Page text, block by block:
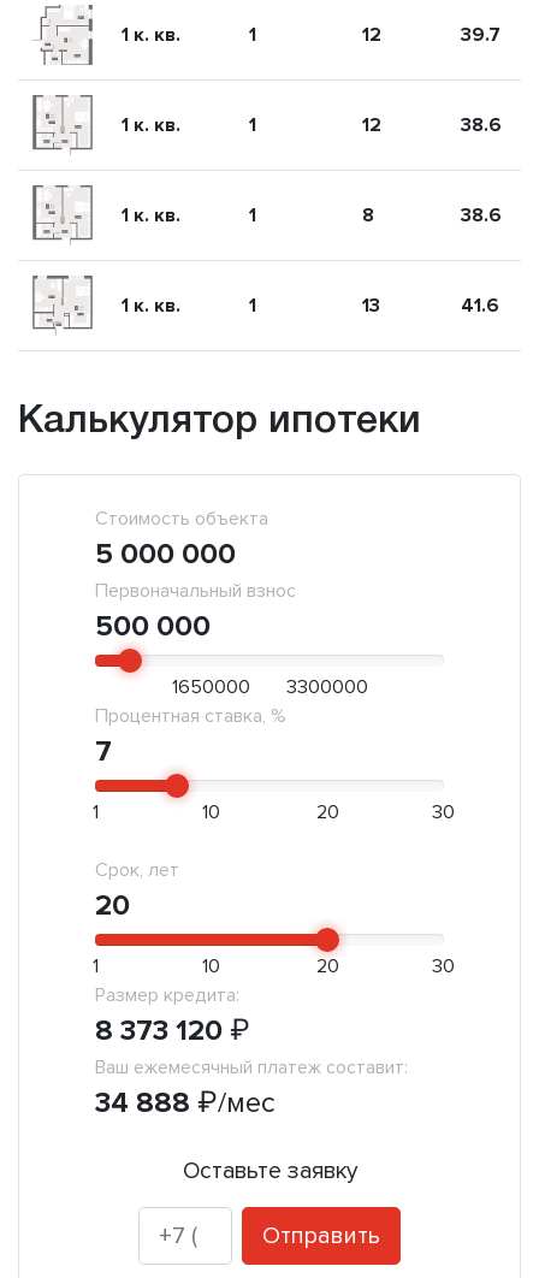
1 к. кв. 1 12 39.7
1 к. кв. 1 12 38.6
1 к. кв. 1 8 38.6
1 к. кв. 1 13 41.6
Калькулятор ипотеки
Первоначальный взнос
500 000
Стоимость объекта
5 000 000
1650000
3300000
Процентная ставка, %
7
1 10 20 30
Срок, лет
20
1 10 20
30
Размер кредита:
8 373 120 ₽
Ваш ежемесячный платеж составит:
34 888 ₽/мес
Оставьте заявку
Отправить